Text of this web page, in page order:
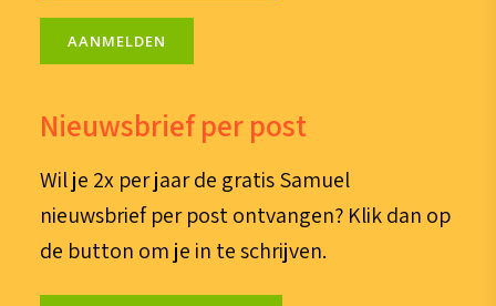
AANMELDEN
Nieuwsbrief per post
Wil je 2x per jaar de gratis Samuel
nieuwsbrief per post ontvangen? Klik dan op
de button om je in te schrijven.